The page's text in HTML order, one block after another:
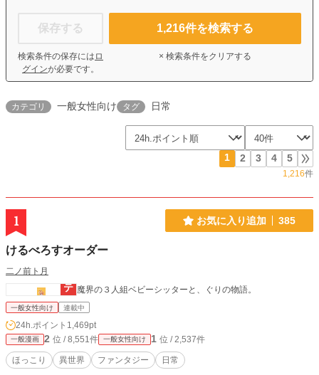
保存する
検索条件の保存には ロ
グインが必要です。
1,216件を検索する
× 検索条件をクリアする
カテゴリ 一般女性向け タグ 日常
1 2 3 4 5
1,216件
1 お気に入り追加 385
けるべろすオーダー
二ノ前ト月
魔界の３人組ベビーシッターと、ぐりの物語。
一般女性向け 連載中
24h.ポイント 1,469pt
一般漫画 2 位 / 8,551件 一般女性向け 1 位 / 2,537件
ほっこり 異世界 ファンタジー 日常